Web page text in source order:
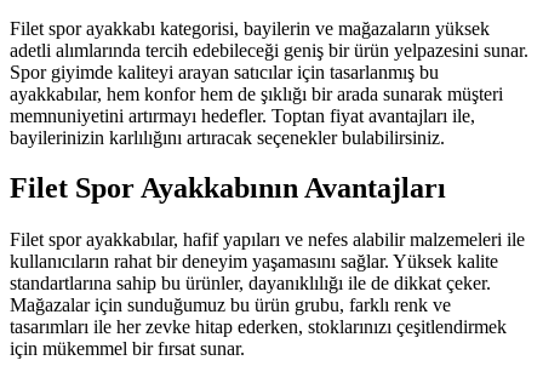
Filet spor ayakkabı kategorisi, bayilerin ve mağazaların yüksek
adetli alımlarında tercih edebileceği geniş bir ürün yelpazesini sunar.
Spor giyimde kaliteyi arayan satıcılar için tasarlanmış bu
ayakkabılar, hem konfor hem de şıklığı bir arada sunarak müşteri
memnuniyetini artırmayı hedefler. Toptan fiyat avantajları ile,
bayilerinizin karlılığını artıracak seçenekler bulabilirsiniz.
Filet Spor Ayakkabının Avantajları
Filet spor ayakkabılar, hafif yapıları ve nefes alabilir malzemeleri ile
kullanıcıların rahat bir deneyim yaşamasını sağlar. Yüksek kalite
standartlarına sahip bu ürünler, dayanıklılığı ile de dikkat çeker.
Mağazalar için sunduğumuz bu ürün grubu, farklı renk ve
tasarımları ile her zevke hitap ederken, stoklarınızı çeşitlendirmek
için mükemmel bir fırsat sunar.